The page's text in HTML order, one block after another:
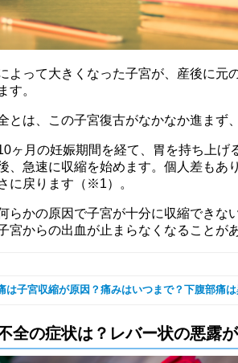
よって大きくなった子宮が、産後に元
す。
とは、この子宮復古がなかなか進まず
ヶ月の妊娠期間を経て、胃を持ち上げ
、急速に収縮を始めます。個人差もあ
に戻ります（※1）。
らかの原因で子宮が十分に収縮できな
宮からの出血が止まらなくなることが
は子宮収縮が原因？痛みはいつまで？下腹部痛は
全の症状は？レバー状の悪露